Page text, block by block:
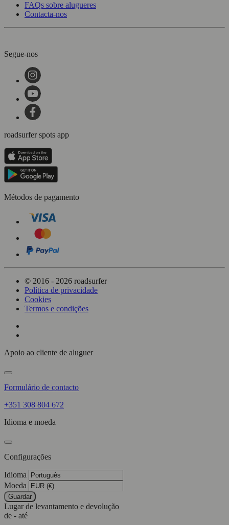
FAQs sobre alugueres
Contacta-nos
Segue-nos
roadsurfer spots app
Métodos de pagamento
© 2016 - 2026 roadsurfer
Política de privacidade
Cookies
Termos e condições
Apoio ao cliente de aluguer
Formulário de contacto
+351 308 804 672
Idioma e moeda
Configurações
Idioma
Moeda
Guardar
Lugar de levantamento e devolução
de - até